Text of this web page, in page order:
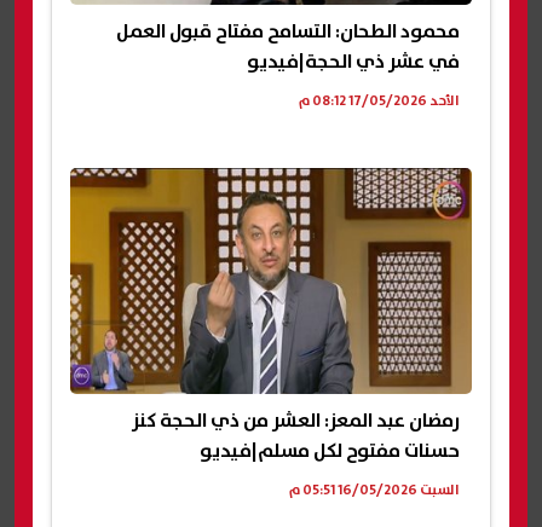
محمود الطحان: التسامح مفتاح قبول العمل
في عشر ذي الحجة|فيديو
الأحد 17/05/2026 08:12 م
رمضان عبد المعز: العشر من ذي الحجة كنز
حسنات مفتوح لكل مسلم|فيديو
السبت 16/05/2026 05:51 م